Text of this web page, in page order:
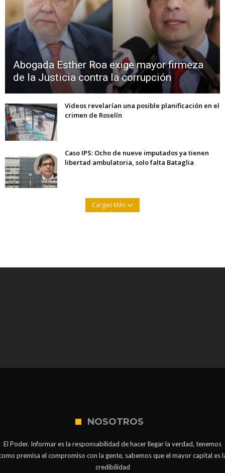
Abogada Esther Roa exige mayor firmeza
de la Justicia contra la corrupción
Videos revelarían una posible planificación en el
crimen de Roselín
Caso IPS: Ocho de nueve imputados ya tienen
libertad ambulatoria, solo falta Bataglia
Cargas Más
NOSOTROS
El Poder. Informar es la responsabilidad de hacer llegar la verdad, tenemos
premisa el compromiso con la gente, sabemos que el mayor capital es
credibilidad